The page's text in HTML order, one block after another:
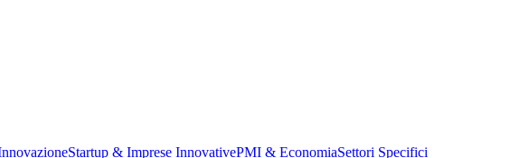
Startup & Imprese InnovativePMI & EconomiaSettori Specifici